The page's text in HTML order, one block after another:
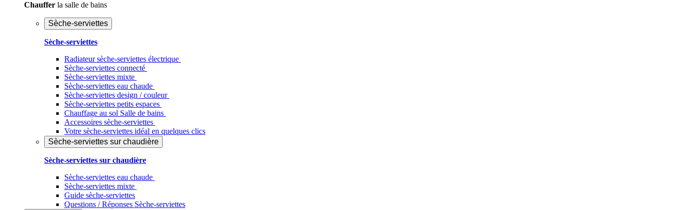
Chauffer la salle de bains
Sèche-serviettes
Sèche-serviettes
Radiateur sèche-serviettes électrique
Sèche-serviettes connecté
Sèche-serviettes mixte
Sèche-serviettes eau chaude
Sèche-serviettes design / couleur
Sèche-serviettes petits espaces
Chauffage au sol Salle de bains
Accessoires sèche-serviettes
Votre sèche-serviettes idéal en quelques clics
Sèche-serviettes sur chaudière
Sèche-serviettes sur chaudière
Sèche-serviettes eau chaude
Sèche-serviettes mixte
Guide sèche-serviettes
Questions / Réponses Sèche-serviettes